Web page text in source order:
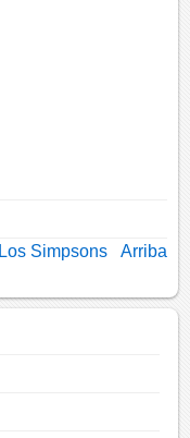
Los Simpsons Arriba